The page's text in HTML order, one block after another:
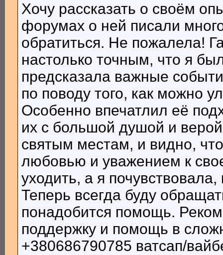
Хочу рассказать о своём
форумах о ней писали
обратиться. Не пожалела!
настолько точным, что я
предсказала важные
по поводу того, как можно
Особенно впечатлил её
их с большой душой и
святым местам, и видно,
любовью и уважением к
уходить, а я
Теперь всегда буду
понадобится помощь.
поддержку и помощь в
+380686790785 ватсап/